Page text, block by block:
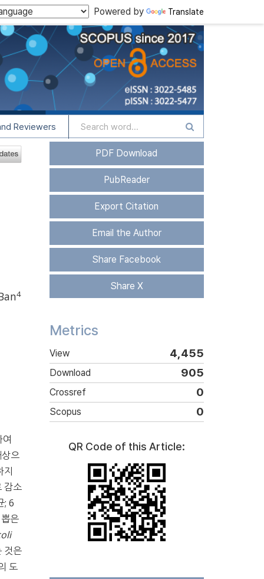
Powered by Translate
Reviewers
4
으
지
감소
; 6
은
것은
도
PDF Download
PubReader
Export Citation
Email the Author
Share Facebook
Share X
Metrics
View 4,455
Download 905
Crossref 0
Scopus 0
QR Code of this Article: